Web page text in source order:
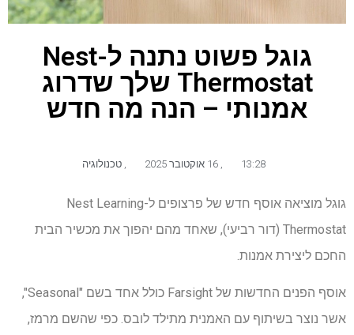
גוגל פשוט נתנה ל-Nest
Thermostat שלך שדרוג
אמנותי – הנה מה חדש
13:28 טכנולוגיה
גוגל מוציאה אוסף חדש של פרצופים ל-Nest Learning
Thermostat (דור רביעי), שאחד מהם יהפוך את מכשיר הבית
החכם ליצירת אמנות.
אוסף הפנים החדשות של Farsight כולל אחד בשם "Seasonal",
אשר נוצר בשיתוף עם האמנית מתילד לובס. כפי שהשם מרמז,